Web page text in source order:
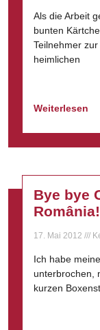
Als die Arbeit
bunten
Teilnehmer
heimlichen
Weiterlesen
Bye bye
România!
17. Mai 2012
Ich habe
unterbrochen,
kurzen